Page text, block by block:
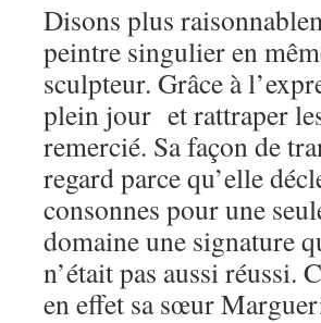
Disons plus
peintre singulier en
sculpteur. Grâce à
plein jour et rattraper
remercié. Sa façon de
regard parce qu’elle
consonnes pour une
domaine une signature
n’était pas aussi réussi.
en effet sa sœur